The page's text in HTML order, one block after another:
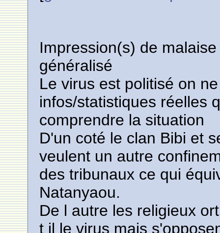
Impression(s) de
généralisé
Le virus est politisé on
infos/statistiques réelles
comprendre la situation
D'un coté le clan Bibi et
veulent un autre
des tribunaux ce qui
Natanyaou.
De l autre les religieux
t il le virus mais